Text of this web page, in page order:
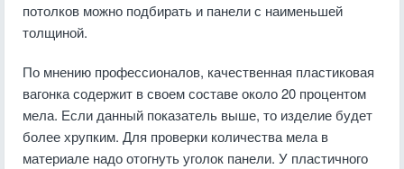
потолков можно подбирать и панели с наименьшей
толщиной.
По мнению профессионалов, качественная пластиковая
вагонка содержит в своем составе около 20 процентом
мела. Если данный показатель выше, то изделие будет
более хрупким. Для проверки количества мела в
материале надо отогнуть уголок панели. У пластичного